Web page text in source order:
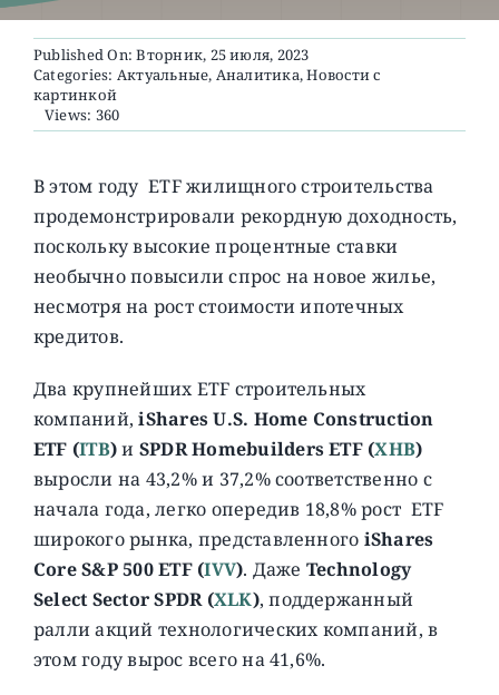
О ПРОЕКТЕ
Published On: Вторник, 25 июля, 2023
Categories: Актуальные, Аналитика,Новости с
картинкой
Views: 360
В этом году ETF жилищного строительства
продемонстрировали рекордную доходность,
поскольку высокие процентные ставки
необычно повысили спрос на новое жилье,
несмотря на рост стоимости ипотечных
кредитов.
Два крупнейших ETF строительных
компаний,iShares U.S. Home Construction
ETF (ITB)и SPDR Homebuilders ETF (XHB)
выросли на 43,2% и 37,2% соответственно с
начала года, легко опередив 18,8% рост ETF
широкого рынка, представленного iShares
Core S&P 500 ETF (IVV). Даже Technology
Select Sector SPDR (XLK), поддержанный
ралли акций технологических компаний, в
этом году вырос всего на 41,6%.